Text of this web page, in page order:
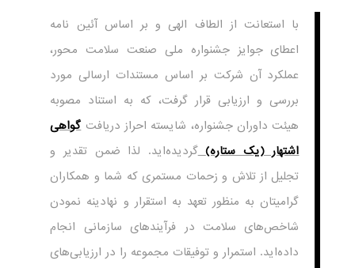
با استعانت از الطاف الهی و بر اساس آئین نامه
اعطای جوایز جشنواره ملی صنعت سلامت محور،
عملکرد آن شرکت بر اساس مستندات ارسالی مورد
بررسی و ارزیابی قرار گرفت، که به استناد مصوبه
هیئت داوران جشنواره، شایسته احراز دریافتگواهی
اشتهار (یک ستاره) گردیده‌اید. لذا ضمن تقدیر و
تجلیل از تلاش و زحمات مستمری که شما و همکاران
گرامیتان به منظور تعهد به استقرار و نهادینه نمودن
شاخص‌های سلامت در فرآیندهای سازمانی انجام
داده‌اید. استمرار و توفیقات مجموعه را در ارزیابی‌های